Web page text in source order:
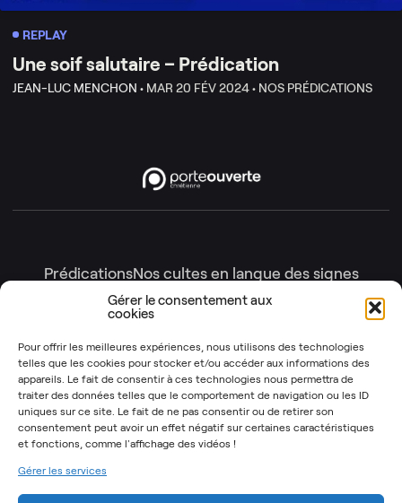
Gérer le consentement aux
cookies
Pour offrir les meilleures expériences, nous utilisons des technologies
telles que les cookies pour stocker et/ou accéder aux informations des
appareils. Le fait de consentir à ces technologies nous permettra de
traiter des données telles que le comportement de navigation ou les ID
uniques sur ce site. Le fait de ne pas consentir ou de retirer son
consentement peut avoir un effet négatif sur certaines caractéristiques
et fonctions, comme l'affichage des vidéos !
Gérer les services
REPLAY
Une soif salutaire – Prédication
JEAN-LUC MENCHON • MAR 20 FÉV 2024 • NOS PRÉDICATIONS
PrédicationsNos cultes en langue des signes
Nos cultes en intégralité
Génération enfants
Les Instants Post-It
Nos émissions
OSYR – Dernière saison
OSYR – Autres saisons
Notre Rendez-Vous
T’as 2 minutes